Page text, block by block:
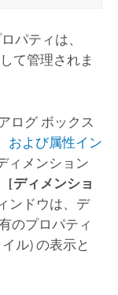
パティは、
て管理されま
ログ ボックス
および属性イン
ィメンション
[ディメンショ
ンドウは、デ
のプロパティ
ル) の表示と